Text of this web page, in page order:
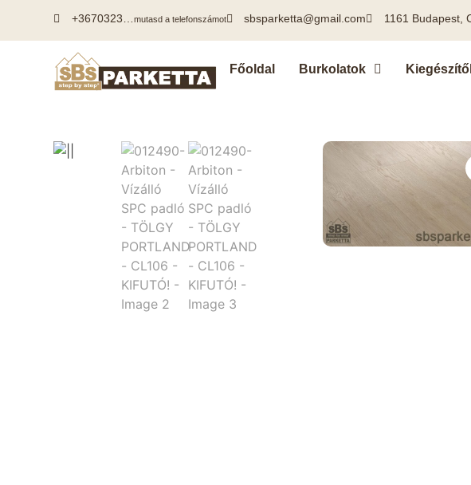
+3670323…mutasd a telefonszámot sbsparketta@gmail.com 1161 Budapest,
Főoldal Burkolatok